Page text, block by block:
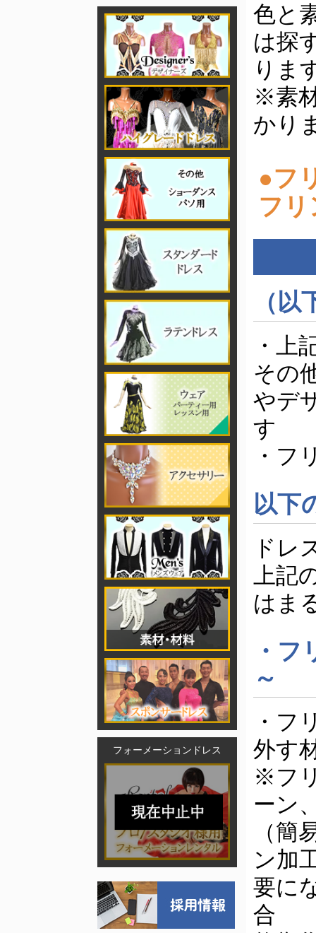
フォーメーションドレス
色と
は探
りま
※素
かり
●フ
フ
（
・上
その
やデ
す
・フ
以下
ドレ
上記
はま
・
～
・フ
外す
※フ
ーン
（簡
ン加
要に
合